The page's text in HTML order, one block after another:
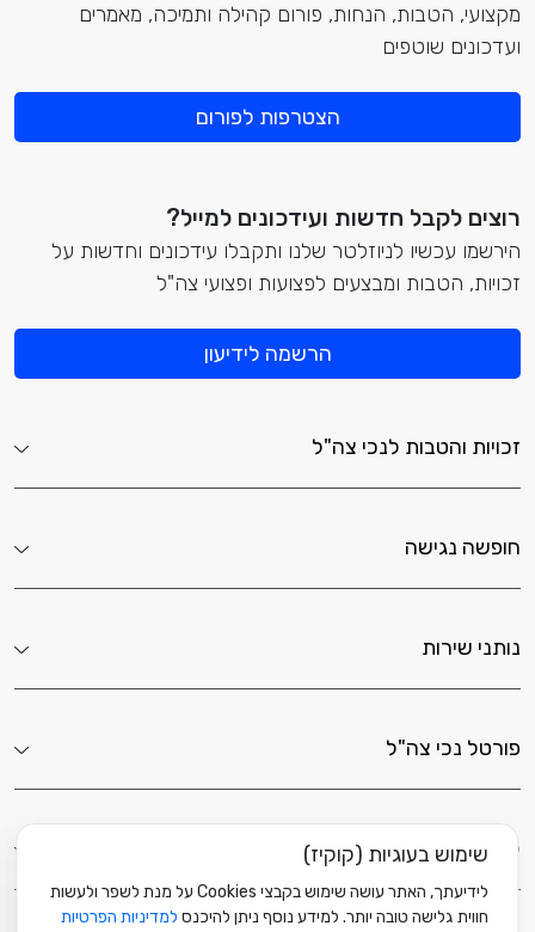
שימוש בעוגיות (קוקיז)
לידיעתך, האתר עושה שימוש בקבצי Cookies על מנת לשפר ולעשות
חווית גלישה טובה יותר. למידע נוסף ניתן להיכנס למדיניות הפרטיות
מקצועי, הטבות, הנחות, פורום קהילה ותמיכה, מאמרים
ועדכונים שוטפים
הצטרפות לפורום
רוצים לקבל חדשות ועידכונים למייל?
הירשמו עכשיו לניוזלטר שלנו ותקבלו עידכונים וחדשות על
זכויות, הטבות ומבצעים לפצועות ופצועי צה"ל
הרשמה לידיעון
זכויות והטבות לנכי צה"ל
חופשה נגישה
נותני שירות
פורטל נכי צה"ל
לשירותך כאן